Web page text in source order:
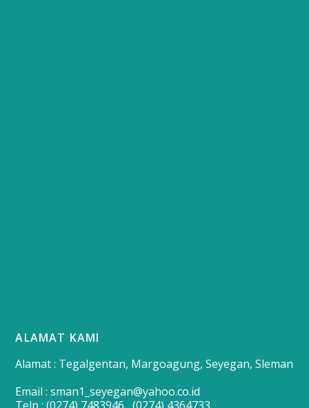
ALAMAT KAMI
Alamat : Tegalgentan, Margoagung, Seyegan, Sleman
Email : sman1_seyegan@yahoo.co.id